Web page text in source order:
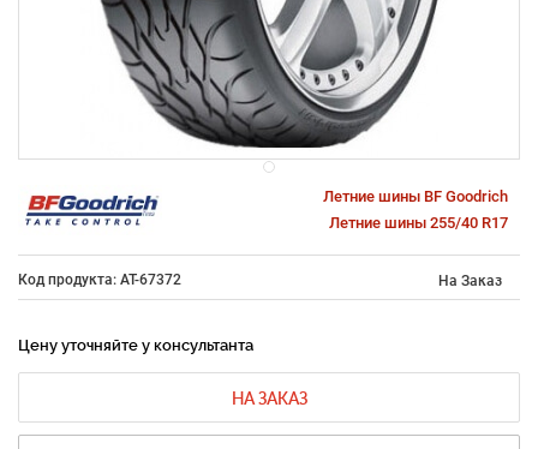
Летние шины BF Goodrich
Летние шины 255/40 R17
Код продукта: AT-67372 На Заказ
Цену уточняйте у консультанта
НА ЗАКАЗ